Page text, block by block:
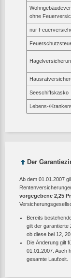
ohne
nur
Seeschiffskasko
Lebens-/
Der
Ab dem 01.01.2007
vorgegebene 2,25
Bereits
gilt der garantierte
ob diese bei 12,
Die Änderung gilt
01.01.2007. Auch
gesamte Laufzeit.